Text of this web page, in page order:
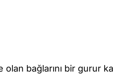
olan bağlarını bir gurur